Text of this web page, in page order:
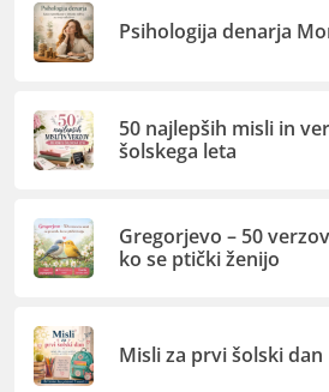
Psihologija denarja
50 najlepših misli in
šolskega leta
Gregorjevo – 50
ko se ptički ženijo
Misli za prvi šolski dan